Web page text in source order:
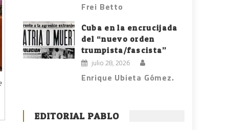
Frei Betto
Cuba en la encrucijada
del “nuevo orden
trumpista/fascista”
julio 28, 2026
Enrique Ubieta Gómez.
EDITORIAL PABLO